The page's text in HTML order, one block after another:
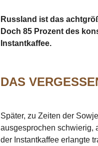
Russland ist das
Doch 85 Prozent des
Instantkaffee.
DAS
Später, zu Zeiten der
ausgesprochen schwierig,
der Instantkaffee erlangte